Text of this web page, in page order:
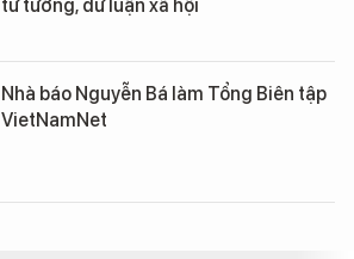
tư tưởng, dư luận xã hội
Nhà báo Nguyễn Bá làm Tổng Biên tập
VietNamNet